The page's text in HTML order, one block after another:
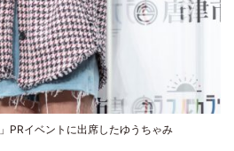
PRイベントに出席したゆうちゃみ